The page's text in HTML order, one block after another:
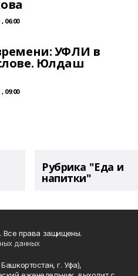
06:00
УФЛИ в
Юлдаш
09:00
Рубрика "Еда и
напитки"
Все права защищены.
данных
г. Уфа),